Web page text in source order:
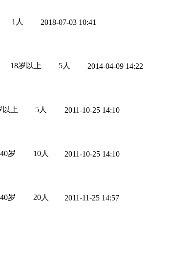
1人 2018-07-03 10:41
18岁以上 5人 2014-04-09 14:22
以上 5人 2011-10-25 14:10
岁 10人 2011-10-25 14:10
岁 20人 2011-11-25 14:57